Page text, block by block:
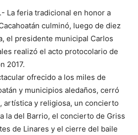
La feria tradicional en honor a
culminó, luego de diez
el presidente municipal Carlos
realizó el acto protocolario de
2017.
ofrecido a los miles de
y municipios aledaños, cerró
artística y religiosa, un concierto
la del Barrio, el concierto de Griss
de Linares y el cierre del baile